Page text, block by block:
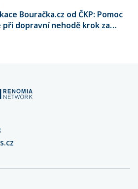
Bouračka.cz od ČKP: Pomoc
při dopravní nehodě krok za